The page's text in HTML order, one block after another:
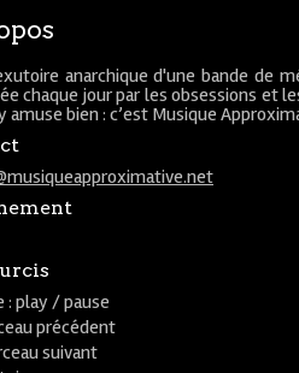
anarchique d'une bande de
chaque jour par les obsessions et
amuse bien : c’est Musique
: play / pause
précédent
suivant